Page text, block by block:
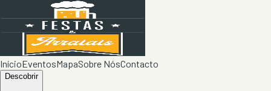
InícioEventosMapaSobre NósContacto
Descobrir